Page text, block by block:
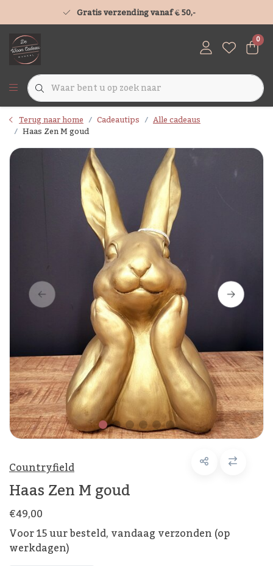
Gratis verzending vanaf € 50,-
0
Terug naar home Cadeautips Alle cadeaus
Haas Zen M goud
Countryfield
Haas Zen M goud
€49,00
Voor 15 uur besteld, vandaag verzonden (op
werkdagen)